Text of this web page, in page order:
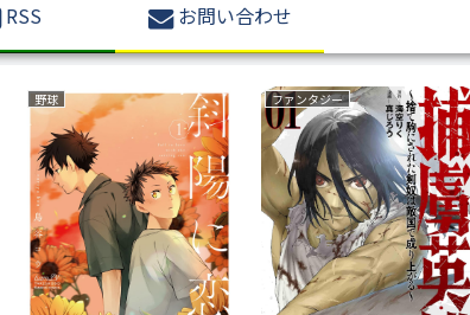
RSS お問い合わせ
野球 ファンタジー